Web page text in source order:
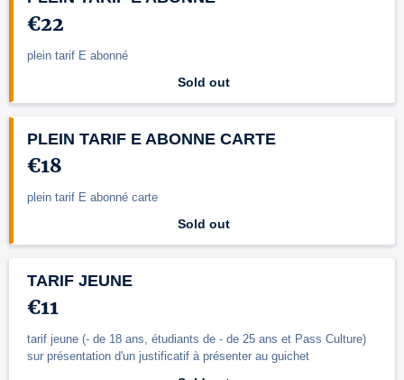
€22
plein tarif E abonné
Sold out
PLEIN TARIF E ABONNE CARTE
€18
plein tarif E abonné carte
Sold out
TARIF JEUNE
€11
tarif jeune (- de 18 ans, étudiants de - de 25 ans et Pass Culture)
sur présentation d'un justificatif à présenter au guichet